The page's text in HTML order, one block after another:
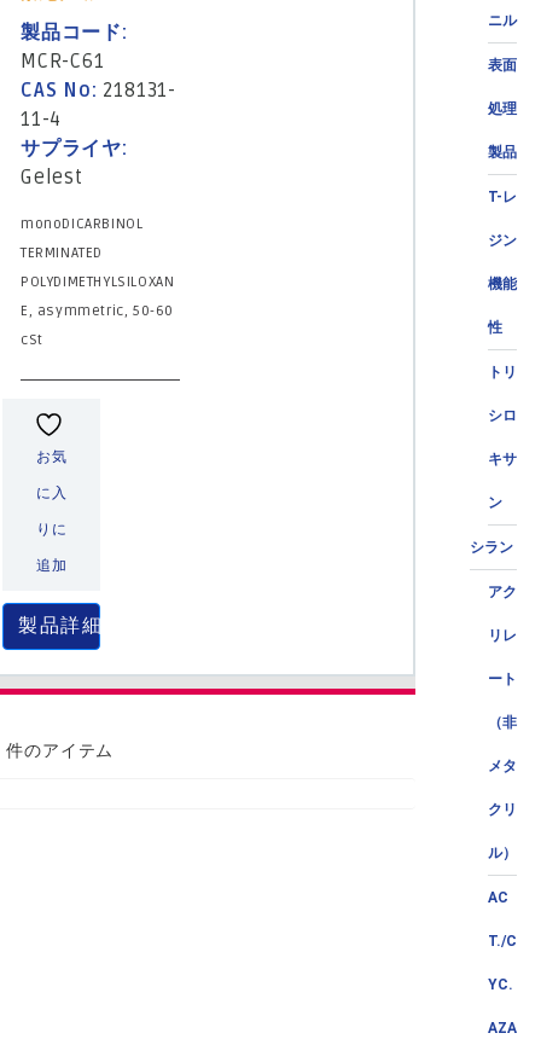
ニル
表面
処理
製品
T-レ
ジン
機能
性
トリ
シロ
キサ
ン
シラン
アク
リレ
ート
（非
メタ
クリ
ル）
AC
T./C
YC.
AZA
製品コード:
MCR-C61
CAS No: 218131-
11-4
サプライヤ:
Gelest
monoDICARBINOL
TERMINATED
POLYDIMETHYLSILOXAN
E, asymmetric, 50-60
cSt
お気
に入
りに
追加
製品詳細
件のアイテム